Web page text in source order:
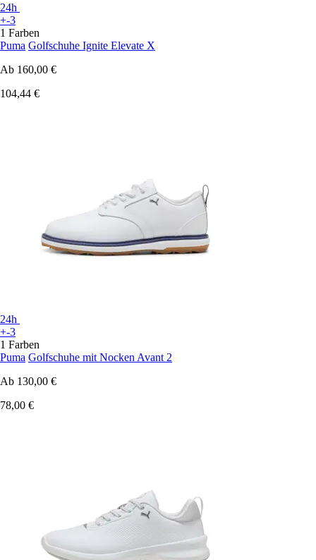
24h
+-3
1 Farben
Puma Golfschuhe Ignite Elevate X
Ab 160,00 €
104,44 €
24h
+-3
1 Farben
Puma Golfschuhe mit Nocken Avant 2
Ab 130,00 €
78,00 €